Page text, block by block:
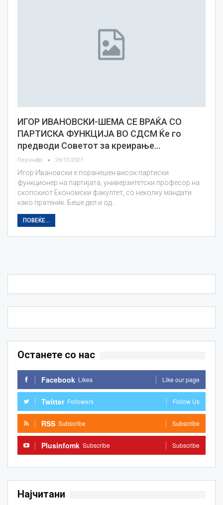
ИГОР ИВАНОВСКИ-ШЕМА СЕ ВРАЌА СО
ПАРТИСКА ФУНКЦИЈА ВО СДСМ Ќе го
предводи Советот за креирање…
Плусинфо 26/12/2021
Игор Ивановски е поранешен висок партиски
функционер на партијата, универзитетски професор на
скопскиот Економски факултет, со неколку мандати
како пратеник. Беше дел и од…
ПОВЕЌЕ...
Останете со нас
Facebook Likes Like our page
Twitter Followers Follow Us
RSS Subscribe Subscribe
Plusinfomk Subscribe Subscribe
Најчитани